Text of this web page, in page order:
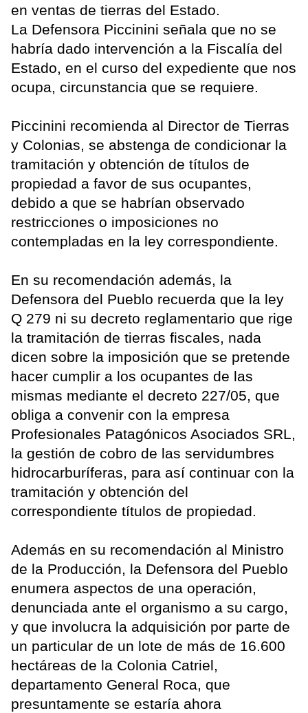
en ventas de tierras del Estado.
La Defensora Piccinini señala que no se
habría dado intervención a la Fiscalía del
Estado, en el curso del expediente que nos
ocupa, circunstancia que se requiere.
Piccinini recomienda al Director de Tierras
y Colonias, se abstenga de condicionar la
tramitación y obtención de títulos de
propiedad a favor de sus ocupantes,
debido a que se habrían observado
restricciones o imposiciones no
contempladas en la ley correspondiente.
En su recomendación además, la
Defensora del Pueblo recuerda que la ley
Q 279 ni su decreto reglamentario que rige
la tramitación de tierras fiscales, nada
dicen sobre la imposición que se pretende
hacer cumplir a los ocupantes de las
mismas mediante el decreto 227/05, que
obliga a convenir con la empresa
Profesionales Patagónicos Asociados SRL,
la gestión de cobro de las servidumbres
hidrocarburíferas, para así continuar con la
tramitación y obtención del
correspondiente títulos de propiedad.
Además en su recomendación al Ministro
de la Producción, la Defensora del Pueblo
enumera aspectos de una operación,
denunciada ante el organismo a su cargo,
y que involucra la adquisición por parte de
un particular de un lote de más de 16.600
hectáreas de la Colonia Catriel,
departamento General Roca, que
presuntamente se estaría ahora